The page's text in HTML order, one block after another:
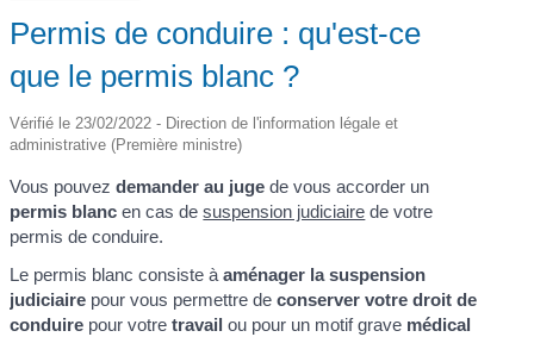
Permis de conduire : qu'est-ce
que le permis blanc ?
Vérifié le 23/02/2022 - Direction de l'information légale et
administrative (Première ministre)
Vous pouvezdemander au juge de vous accorder un
permis blanc en cas desuspension judiciaire de votre
permis de conduire.
Le permis blanc consiste àaménager la suspension
judiciaire pour vous permettre deconserver votre droit de
conduire pour votretravail ou pour un motif grave médical